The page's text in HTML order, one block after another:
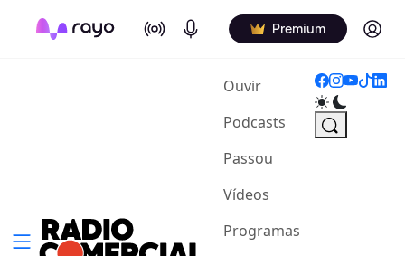
On Air Podcasts Premium Log in
Ouvir(current)
Podcasts
Passou
Vídeos
Programas